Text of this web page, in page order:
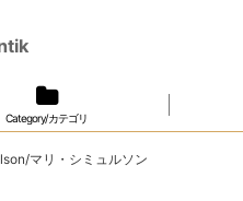
Category/カテゴリ
マリ・シミュルソン